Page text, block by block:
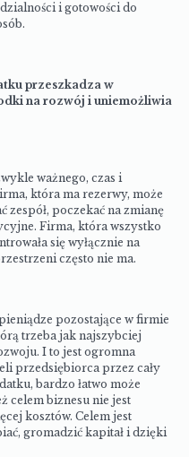
i gotowości do
przeszkadza w
na rozwój i uniemożliwia
ważnego, czas i
która ma rezerwy, może
poczekać na zmianę
Firma, która wszystko
się wyłącznie na
często nie ma.
pozostające w firmie
trzeba jak najszybciej
I to jest ogromna
przedsiębiorca przez cały
bardzo łatwo może
celem biznesu nie jest
kosztów. Celem jest
gromadzić kapitał i dzięki